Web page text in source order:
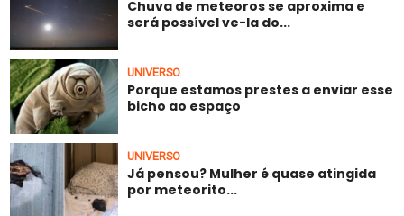
Chuva de meteoros se aproxima e
será possível ve-la do...
UNIVERSO
Porque estamos prestes a enviar esse
bicho ao espaço
UNIVERSO
Já pensou? Mulher é quase atingida
por meteorito...